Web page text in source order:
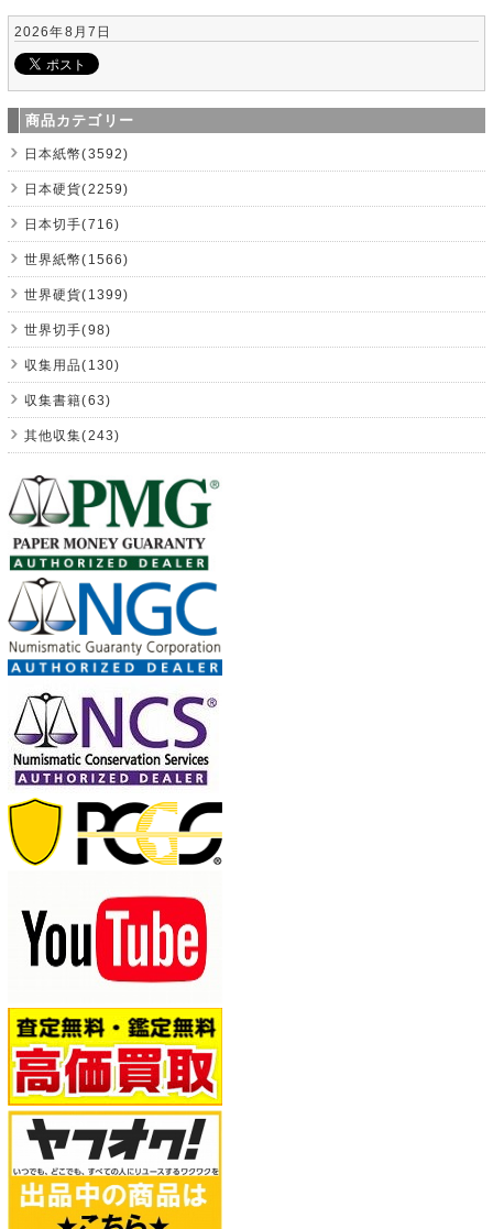
2026年8月7日
商品カテゴリー
日本紙幣(3592)
日本硬貨(2259)
日本切手(716)
世界紙幣(1566)
世界硬貨(1399)
世界切手(98)
収集用品(130)
収集書籍(63)
其他収集(243)